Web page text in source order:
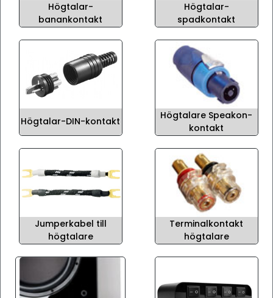
Högtalar-
banankontakt
Högtalar-
spadkontakt
Högtalar-DIN-kontakt
Högtalare Speakon-
kontakt
Jumperkabel till
högtalare
Terminalkontakt
högtalare